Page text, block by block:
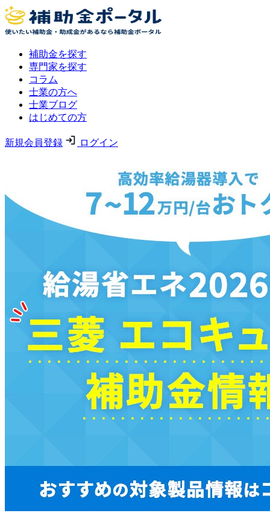
補助金を探す
専門家を探す
コラム
士業の方へ
士業ブログ
はじめての方
新規会員登録 ログイン